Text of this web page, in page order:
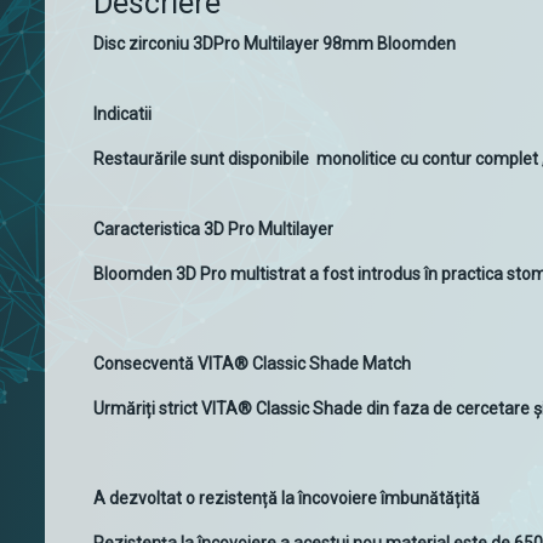
Disc zirconiu 3DPro Multilayer 98mm Bloomden
Indicatii
Restaurările sunt disponibile monolitice cu contur
Caracteristica 3D Pro Multilayer
Bloomden 3D Pro multistrat a fost introdus în practica
Consecventă VITA® Classic Shade Match
Urmăriți strict VITA® Classic Shade din faza de cercetare
A dezvoltat o rezistență la încovoiere îmbunătățită